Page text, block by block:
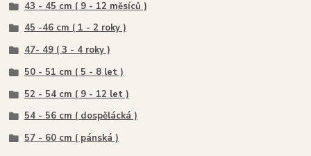
43 - 45 cm ( 9 - 12 měsíců )
45 -46 cm ( 1 - 2 roky )
47- 49 ( 3 - 4 roky )
50 - 51 cm ( 5 - 8 let )
52 - 54 cm ( 9 - 12 let )
54 - 56 cm ( dospělácká )
57 - 60 cm ( pánská )